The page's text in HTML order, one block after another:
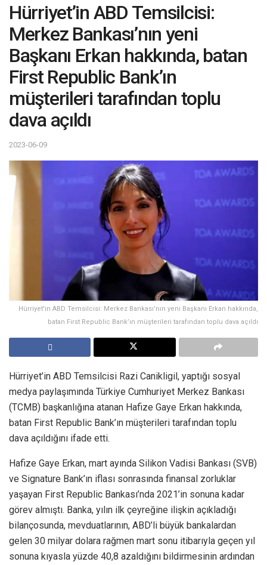
Hürriyet’in ABD Temsilcisi:
Merkez Bankası’nın yeni
Başkanı Erkan hakkında, batan
First Republic Bank’ın
müşterileri tarafından toplu
dava açıldı
2023-06-09
Hürriyet'in ABD Temsilcisi: Merkez Bankası'nın yeni Başkanı Erkan hakkında,
batan First Republic Bank’ın müşterileri tarafından toplu dava açıldı
Hürriyet’in ABD Temsilcisi Razi Canikligil, yaptığı sosyal
medya paylaşımında Türkiye Cumhuriyet Merkez Bankası
(TCMB) başkanlığına atanan Hafize Gaye Erkan hakkında,
batan First Republic Bank’ın müşterileri tarafından toplu
dava açıldığını ifade etti.
Hafize Gaye Erkan, mart ayında Silikon Vadisi Bankası (SVB)
ve Signature Bank’ın iflası sonrasında finansal zorluklar
yaşayan First Republic Bankası’nda 2021’in sonuna kadar
görev almıştı. Banka, yılın ilk çeyreğine ilişkin açıkladığı
bilançosunda, mevduatlarının, ABD’li büyük bankalardan
gelen 30 milyar dolara rağmen mart sonu itibarıyla geçen yıl
sonuna kıyasla yüzde 40,8 azaldığını bildirmesinin ardından